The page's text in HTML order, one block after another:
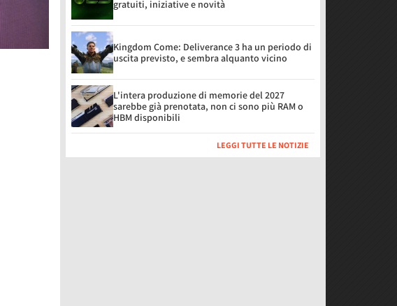
gratuiti, iniziative e novità
Kingdom Come: Deliverance 3 ha un periodo di
uscita previsto, e sembra alquanto vicino
L'intera produzione di memorie del 2027
sarebbe già prenotata, non ci sono più RAM o
HBM disponibili
LEGGI TUTTE LE NOTIZIE